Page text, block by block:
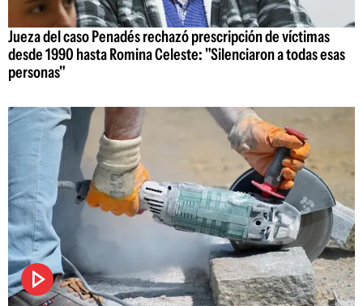
Jueza del caso Penadés rechazó prescripción de víctimas
desde 1990 hasta Romina Celeste: "Silenciaron a todas esas
personas"